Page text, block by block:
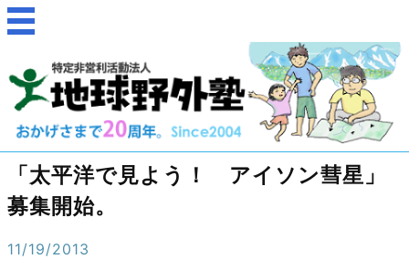
「太平洋で見よう！ アイソン彗星」
募集開始。
11/19/2013